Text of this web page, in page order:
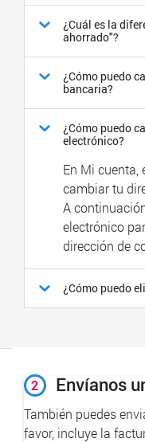
¿Cuál es la
ahorrado"?
¿Cómo puedo
bancaria?
¿Cómo puedo
electrónico?
En Mi cuenta,
cambiar tu
A
electrónico
dirección de
¿Cómo puedo
2 Envíanos
También puedes
favor, incluye la